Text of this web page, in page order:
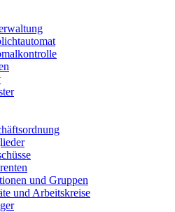
und Gruppen
und Arbeitskreise